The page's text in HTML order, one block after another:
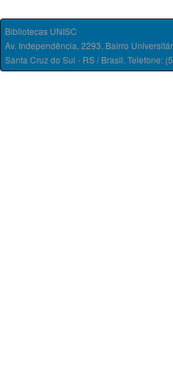
Bibliotecas UNISC
Av. Independência, 2293, Bairro
Santa Cruz do Sul - RS / Brasil. Telefone: